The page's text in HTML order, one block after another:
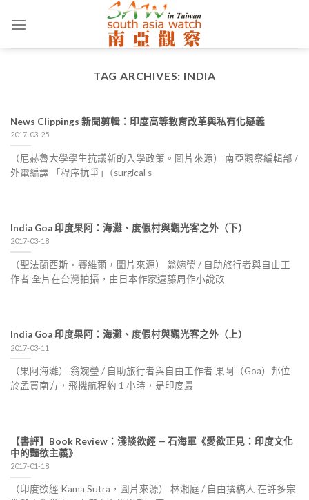
TAG ARCHIVES: INDIA
News Clippings 新聞剪輯：印度高等教育改革與私有化疑義
2017-03-25
（尼赫魯大學學生抗議新的入學政策。圖片來源） 南亞觀察編輯部 /
外電編譯 「程序抗爭｣（surgical s
India Goa 印度果阿：海灘、度假村與觀光客之外（下）
2017-03-18
（聖法蘭西斯‧賽維爾，圖片來源） 翁婉瑩 / 自助旅行者與自由工
作者 全片在台灣拍攝，由日本作家遠藤周作小說改
India Goa 印度果阿：海灘、度假村與觀光客之外（上）
2017-03-11
（果阿海灘） 翁婉瑩 / 自助旅行者與自由工作者 果阿（Goa）邦位
於孟買南方，飛機航程約 1 小時，是印度最
【書評】Book Review：淺談欲經 — 石海軍《愛欲正見：印度文化
中的豔欲主義》
2017-01-18
（印度欲經 Kama Sutra，圖片來源） 林湘庭 / 自由撰稿人 在許多宗